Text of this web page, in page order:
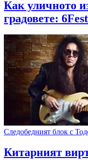
Как уличното
градовете:
Следобедният блок с
Китарният